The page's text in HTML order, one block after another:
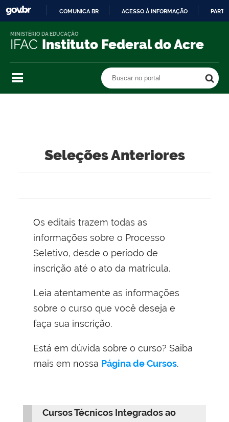
O
COMUNICA BR ACESSO À INFORMAÇÃO
IFAC Instituto Federal do Acre
MINISTÉRIO DA EDUCAÇÃO
Buscar no portal
Seleções Anteriores
Os editais trazem todas as
informações sobre o Processo
Seletivo, desde o período de
inscrição até o ato da matrícula.
Leia atentamente as informações
sobre o curso que você deseja e
faça sua inscrição.
Está em dúvida sobre o curso? Saiba
mais em nossa Página de Cursos.
Cursos Técnicos Integrados ao